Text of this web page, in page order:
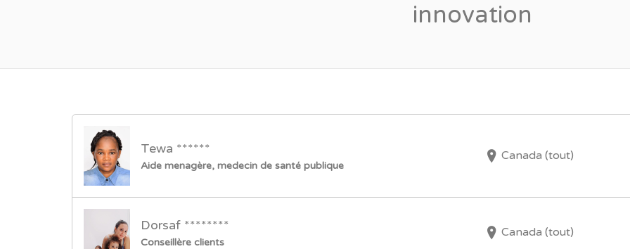
innovation
Tewa ******
Aide menagère, medecin de santé publique
Canada (tout)
Dorsaf ********
Conseillère clients
Canada (tout)